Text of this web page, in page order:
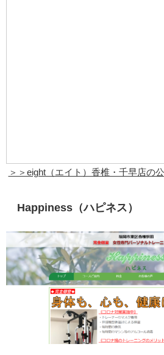
＞＞eight（エイト）香椎・千早店の
Happiness（ハピネス）